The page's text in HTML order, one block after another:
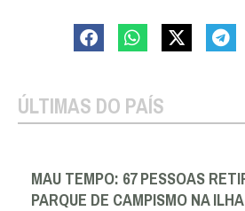
ÚLTIMAS DO PAÍS
MAU TEMPO: 67 PESSOAS
PARQUE DE CAMPISMO NA